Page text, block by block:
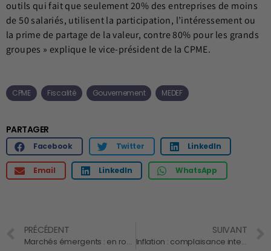
outils qui fait que seulement 20% des entreprises de moins
de 50 salariés, utilisent la participation, l’intéressement ou
la prime de partage de la valeur, contre 80% pour les grands
groupes » explique le vice-président de la CPME.
CPME Fiscalité Gouvernement MEDEF
PARTAGER
Facebook Twitter LinkedIn
Email LinkedIn WhatsApp
PRÉCÉDENT
Marchés émergents : en route vers l’Asie
SUIVANT
Inflation : complaisance interdite !